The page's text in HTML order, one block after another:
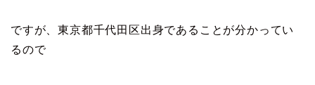
ですが、東京都千代田区出身であることが分かってい
るので